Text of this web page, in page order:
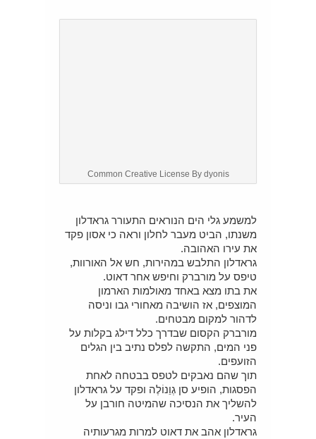
Common Creative License By dyonis
למשמע גלי הים הנוראים התעורר גראדלון
משנתו, הביט מעבר לחלון וראה כי אסון פקד
את עירו האהובה.
גראדלון התלבש במהירות, חש אל האורוות,
טיפס על מורברק וחיפש אחר דאוט.
את בתו מצא באחד מאולמות הארמון
המוצפים, אז הושיבה מאחורי גבו וניסה
לדהור למקום מבטחים.
מורברק הקסום שבדרך כלל דילג בקלות על
פני המים, התקשה לפלס נתיב בין הגלים
הזועפים.
תוך שהם נאבקים לטפס בבטחה לאחת
הפסגות, הופיע סן גְוֵנוֹלֶה ופקד על גראדלון
להשליך את הנסיכה שהמיטה חורבן על
העיר.
גראדלון אהב את דאוט למרות מגרעותיה